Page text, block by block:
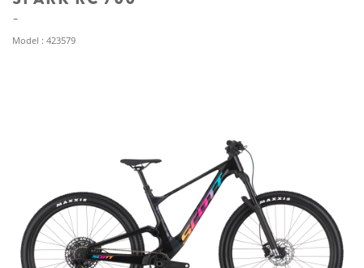
Model : 423579